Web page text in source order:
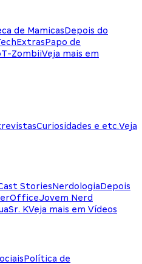
de MamicasDepois do
ExtrasPapo de
T-ZombiiVeja mais em
Curiosidades e etc.Veja
StoriesNerdologiaDepois
Jovem Nerd
Sr. KVeja mais em Vídeos
Política de